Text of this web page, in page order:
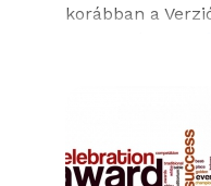
korábban a